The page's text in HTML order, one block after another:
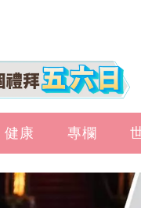
健康 專欄